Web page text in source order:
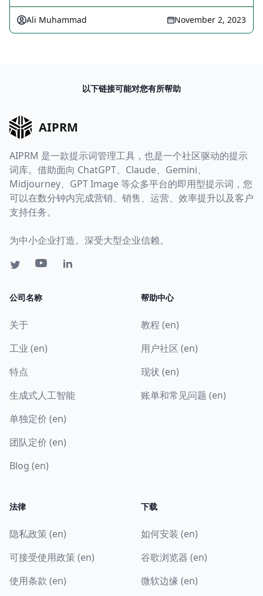
Ali Muhammad November 2, 2023
以下链接可能对您有所帮助
AIPRM
AIPRM 是一款提示词管理工具，也是一个社区驱动的提示
词库。借助面向 ChatGPT、Claude、Gemini、
Midjourney、GPT Image 等众多平台的即用型提示词，您
可以在数分钟内完成营销、销售、运营、效率提升以及客户
支持任务。
为中小企业打造。深受大型企业信赖。
公司名称
关于
工业 (en)
特点
生成式人工智能
单独定价 (en)
团队定价 (en)
Blog (en)
帮助中心
教程 (en)
用户社区 (en)
现状 (en)
账单和常见问题 (en)
法律
隐私政策 (en)
可接受使用政策 (en)
使用条款 (en)
下载
如何安装 (en)
谷歌浏览器 (en)
微软边缘 (en)